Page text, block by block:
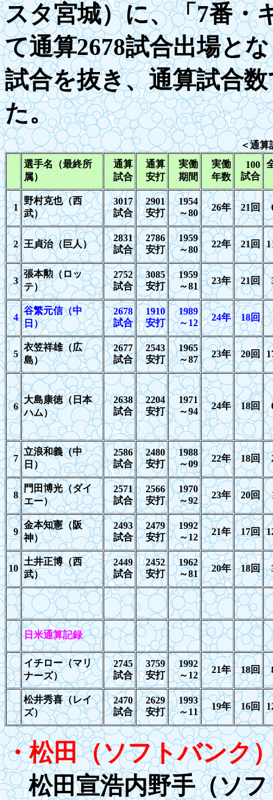
スタ宮城）に、「7番・
て通算2678試合出場と
試合を抜き、通算試合
た。
＜通
選手名（最終所
属）
通算
試合
通算
安打
実働
期間
実働
年数
100
試合
1
野村克也（西
武）
3017
試合
2901
安打
1954
～80
26年 21回
2 王貞治（巨人）
2831
試合
2786
安打
1959
～80
22年 21回
3
張本勲（ロッ
テ）
2752
試合
3085
安打
1959
～81
23年 21回
4
谷繁元信（中
日）
2678
試合
1910
安打
1989
～12
24年 18回
5
衣笠祥雄（広
島）
2677
試合
2543
安打
1965
～87
23年 20回
6
大島康徳（日本
ハム）
2638
試合
2204
安打
1971
～94
24年 18回
7
立浪和義（中
日）
2586
試合
2480
安打
1988
～09
22年 18回
8
門田博光（ダイ
エー）
2571
試合
2566
安打
1970
～92
23年 20回
9
金本知憲（阪
神）
2493
試合
2479
安打
1992
～12
21年 17回
10
土井正博（西
武）
2449
試合
2452
安打
1962
～81
20年 18回
日米通算記録
イチロー（マリ
ナーズ）
2745
試合
3759
安打
1992
～12
21年 18回
松井秀喜（レイ
ズ）
2470
試合
2629
安打
1993
～11
19年 16回
・松田（ソフトバンク
松田宣浩内野手（ソフ